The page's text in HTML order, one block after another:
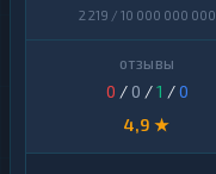
2 219 / 10 000 000 000
0 / 0 /1 /0
4,9 ★